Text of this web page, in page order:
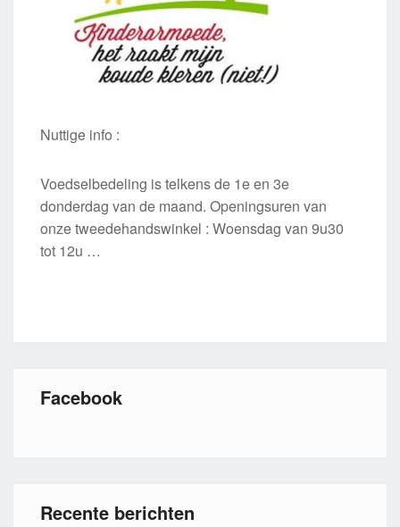
Nuttige info :
Voedselbedeling is telkens de 1e en 3e
donderdag van de maand. Openingsuren van
onze tweedehandswinkel : Woensdag van 9u30
tot 12u …
Facebook
Recente berichten